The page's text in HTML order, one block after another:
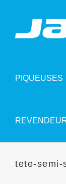
PIQUEUSES
tete-semi-